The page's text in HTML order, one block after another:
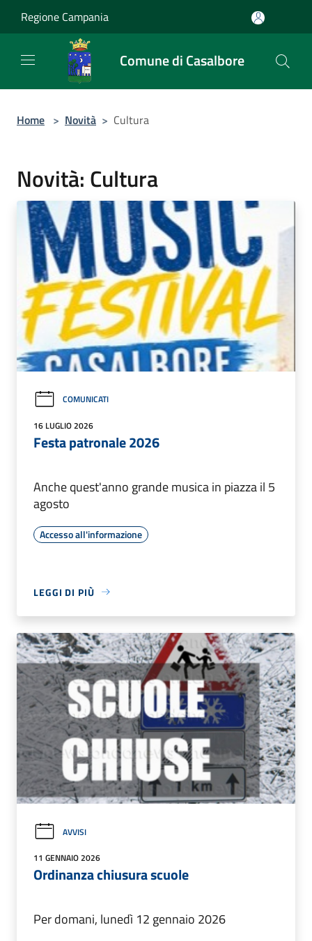
Regione Campania
Comune di Casalbore
Home > Novità > Cultura
Novità: Cultura
COMUNICATI
16 LUGLIO 2026
Festa patronale 2026
Anche quest'anno grande musica in piazza il 5
agosto
Accesso all'informazione
LEGGI DI PIÙ
AVVISI
11 GENNAIO 2026
Ordinanza chiusura scuole
Per domani, lunedì 12 gennaio 2026